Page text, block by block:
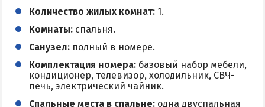
Количество жилых комнат: 1.
Комнаты: спальня.
Санузел: полный в номере.
Комплектация номера: базовый набор мебели,
кондиционер, телевизор, холодильник, СВЧ-
печь, электрический чайник.
Спальные места в спальне: одна двуспальная